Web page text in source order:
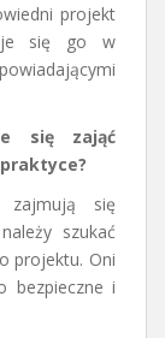
projekt
się go w
się zająć
zajmują się
szukać
projektu. Oni
bezpieczne i